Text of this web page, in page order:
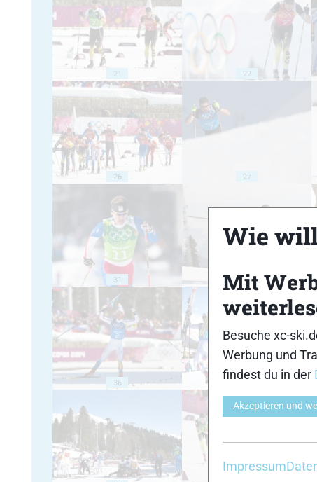
21 22
26 27
31 32
36
Wie
Mit
Besuche xc-
Werbung und
findest du in der
Akzeptieren und
Impressum